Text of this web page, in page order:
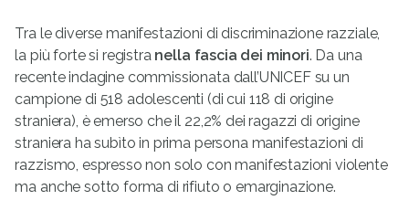
Tra le diverse manifestazioni di discriminazione razziale,
la più forte si registra nella fascia dei minori. Da una
recente indagine commissionata dall’UNICEF su un
campione di 518 adolescenti (di cui 118 di origine
straniera), è emerso che il 22,2% dei ragazzi di origine
straniera ha subìto in prima persona manifestazioni di
razzismo, espresso non solo con manifestazioni violente
ma anche sotto forma di rifiuto o emarginazione.